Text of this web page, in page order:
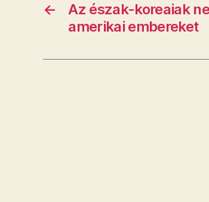
←
Az észak-koreaiak
amerikai embereket